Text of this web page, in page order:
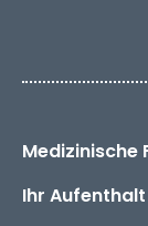
Medizinische
Ihr Aufenthalt